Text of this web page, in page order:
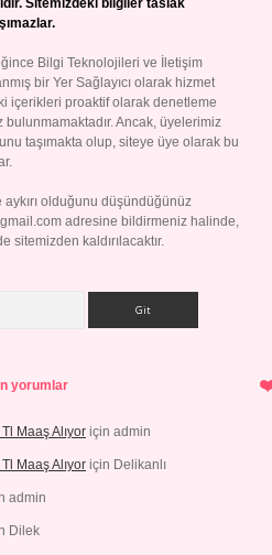
Sitemizdeki bilgiler taslak
Bilgi Teknolojileri ve İletişim
bir Yer Sağlayıcı olarak hizmet
içerikleri proaktif olarak denetleme
Ancak, üyelerimiz
taşımakta olup, siteye üye olarak bu
olduğunu düşündüğünüz
adresine bildirmeniz halinde,
kaldırılacaktır.
yorumlar
Maaş Alıyor için admin
Maaş Alıyor için Delikanlı
admin
Dilek